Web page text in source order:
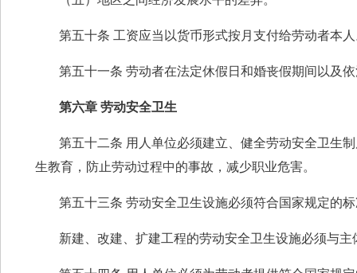
第五十条 工资应当以货币形式按月支付给劳动者本
第五十一条 劳动者在法定休假日和婚丧假期间以及
第六章 劳动安全卫生
第五十二条 用人单位必须建立、健全劳动安全卫生
生教育，防止劳动过程中的事故，减少职业危害。
第五十三条 劳动安全卫生设施必须符合国家规定的
新建、改建、扩建工程的劳动安全卫生设施必须与